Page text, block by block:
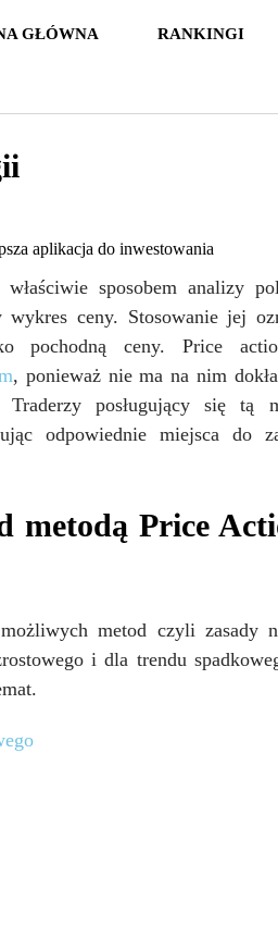
GŁÓWNA RANKINGI
sposobem analizy
ceny. Stosowanie jej
ceny. Price
, ponieważ nie ma na nim
posługujący się tą
odpowiednie miejsca do
metodą Price
metod czyli zasady
i dla trendu